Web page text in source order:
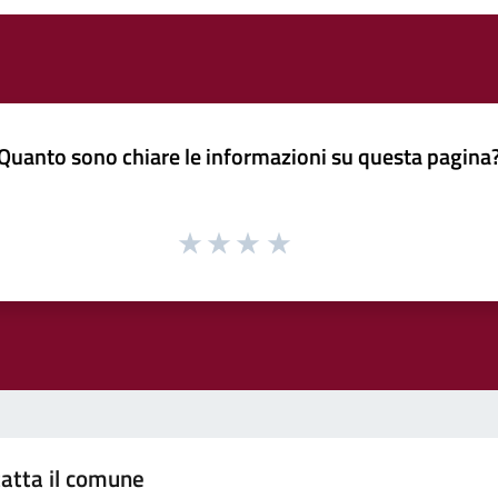
sono chiare le informazioni su questa
il comune